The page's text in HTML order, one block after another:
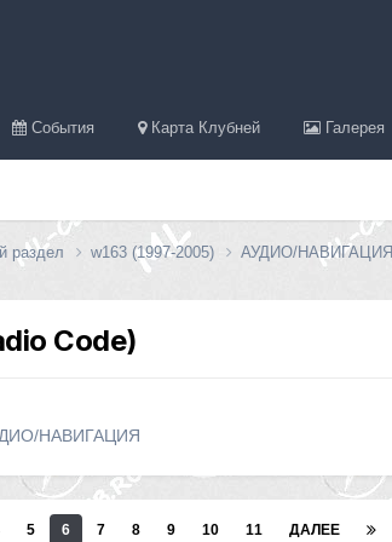
События Карта Клубней Галерея
раздел w163 (1997-2005) АУДИО/НАВИГАЦИЯ
Code)
НАВИГАЦИЯ
5 6 7 8 9 10 11 ДАЛЕЕ